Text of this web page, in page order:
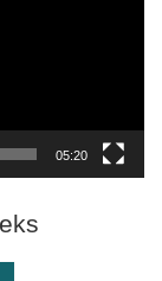
05:20